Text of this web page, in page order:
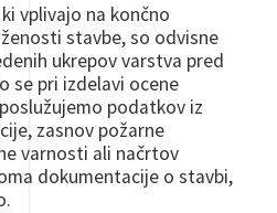
vplivajo na končno
stavbe, so odvisne
ukrepov varstva pred
se pri izdelavi ocene
podatkov iz
zasnov požarne
varnosti ali načrtov
dokumentacije o stavbi,